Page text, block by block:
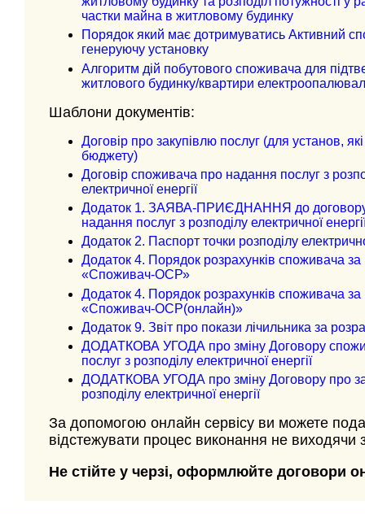
частки майна в житловому будинку
Порядок який має дотримуватись Активний
генеруючу установку
Алгоритм дій побутового споживача для
житлового будинку/квартири
Шаблони документів:
Договір про закупівлю послуг (для установ,
бюджету)
Договір споживача про надання послуг з
електричної енергії
Додаток 1. ЗАЯВА-ПРИЄДНАННЯ до
надання послуг з розподілу електричної
Додаток 2. Паспорт точки розподілу
Додаток 4. Порядок розрахунків споживача за
«Споживач-ОСР»
Додаток 4. Порядок розрахунків споживача за
«Споживач-ОСР(онлайн)»
Додаток 9. Звіт про покази лічильника за
ДОДАТКОВА УГОДА про зміну Договору
послуг з розподілу електричної енергії
ДОДАТКОВА УГОДА про зміну Договору про
розподілу електричної енергії
За допомогою онлайн сервісу ви можете
відстежувати процес виконання не виходячи
Не стійте у черзі, оформлюйте договори